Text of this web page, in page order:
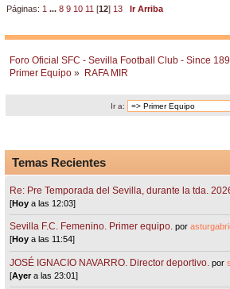
Páginas: 1 ...8 9 10 11 [12] 13
Ir Arriba
Foro Oficial SFC - Sevilla Football Club - Since
Primer Equipo » RAFA MIR
Ir a:
Temas Recientes
Re: Pre Temporada del Sevilla, durante la tda.
[Hoy a las 12:03]
Sevilla F.C. Femenino. Primer equipo. por
[Hoy a las 11:54]
JOSÉ IGNACIO NAVARRO. Director deportivo. por
[Ayera las 23:01]